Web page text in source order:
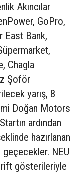
Akıncılar
GoPro,
East Bank,
Chagla
Şoför
yarış, 8
Doğan Motors
ardından
hazırlanan
geçecekler. NEU
gösterileriyle